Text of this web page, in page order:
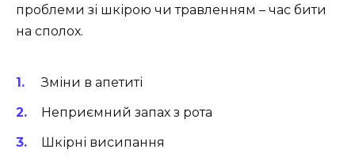
проблеми зі шкірою чи травленням – час бити
на сполох.
Зміни в апетиті
Неприємний запах з рота
Шкірні висипання